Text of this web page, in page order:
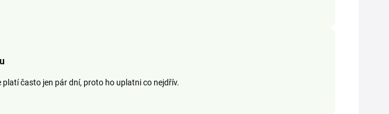
platí často jen pár dní, proto ho uplatni co nejdřív.